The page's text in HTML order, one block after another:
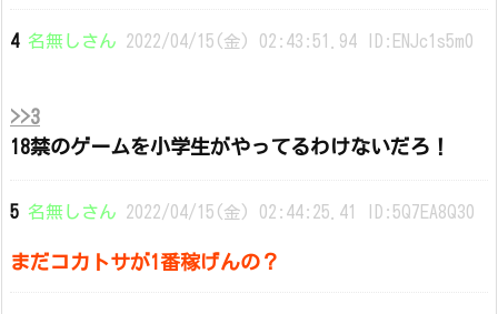
4 名無しさん 2022/04/15(金) 02:43:51.94 ID:ENJc1s5m0
>>3
18禁のゲームを小学生がやってるわけないだろ！
5 名無しさん 2022/04/15(金) 02:44:25.41 ID:5Q7EA8Q30
まだコカトサが1番稼げんの？